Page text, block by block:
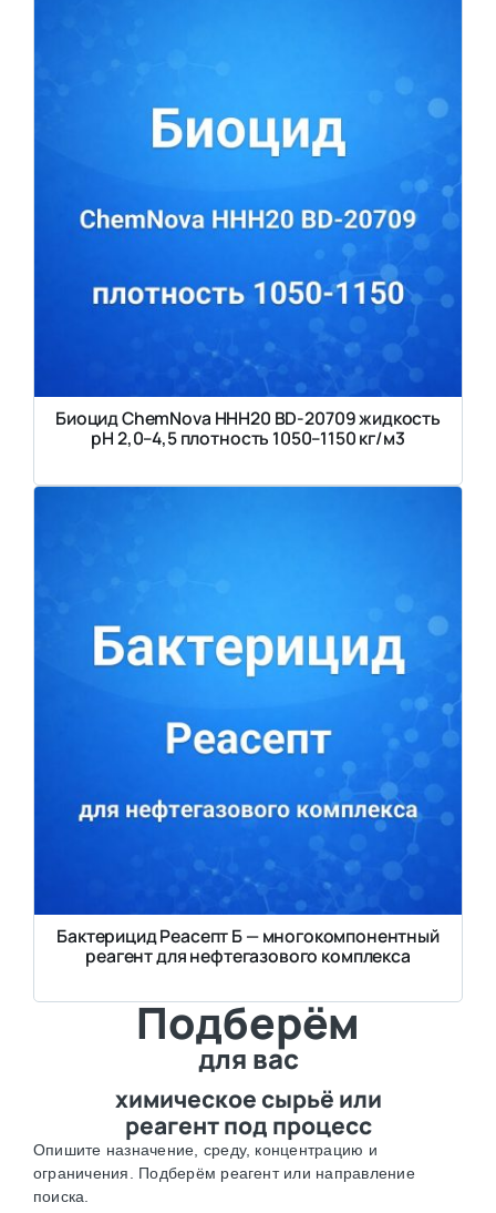
Биоцид ChemNova HHH20 BD-20709 жидкость
pH 2,0–4,5 плотность 1050–1150 кг/м3
Бактерицид Реасепт Б — многокомпонентный
реагент для нефтегазового комплекса
Подберём
для вас
химическое сырьё или
реагент под процесс
Опишите назначение, среду, концентрацию и
ограничения. Подберём реагент или направление
поиска.